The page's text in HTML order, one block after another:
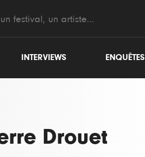
INTERVIEWS ENQUÊTES
Drouet